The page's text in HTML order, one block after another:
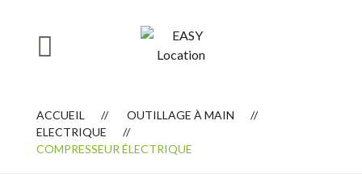
ACCUEIL
OUTILLAGE À MAIN
ELECTRIQUE
COMPRESSEUR ÉLECTRIQUE